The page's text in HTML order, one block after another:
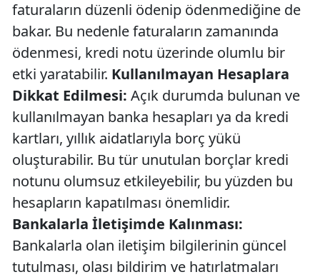
faturaların düzenli ödenip ödenmediğine de
bakar. Bu nedenle faturaların zamanında
ödenmesi, kredi notu üzerinde olumlu bir
etki yaratabilir. Kullanılmayan Hesaplara
Dikkat Edilmesi: Açık durumda bulunan ve
kullanılmayan banka hesapları ya da kredi
kartları, yıllık aidatlarıyla borç yükü
oluşturabilir. Bu tür unutulan borçlar kredi
notunu olumsuz etkileyebilir, bu yüzden bu
hesapların kapatılması önemlidir.
Bankalarla İletişimde Kalınması:
Bankalarla olan iletişim bilgilerinin güncel
tutulması, olası bildirim ve hatırlatmaları